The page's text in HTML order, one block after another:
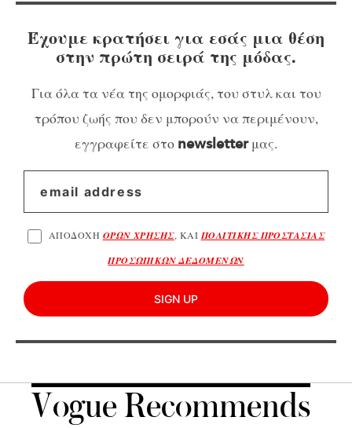
Έχουμε κρατήσει για εσάς μια θέση
στην πρώτη σειρά της μόδας.
Για όλα τα νέα της ομορφιάς, του στυλ και του
τρόπου ζωής που δεν μπορούν να περιμένουν,
εγγραφείτε στο newsletterμας.
ΑΠΟΔΟΧΗ ΟΡΩΝ ΧΡΗΣΗΣ, ΚΑΙ ΠΟΛΙΤΙΚΗΣ ΠΡΟΣΤΑΣΙΑΣ
ΠΡΟΣΩΠΙΚΩΝ ΔΕΔΟΜΕΝΩΝ
SIGN UP
Vogue Recommends